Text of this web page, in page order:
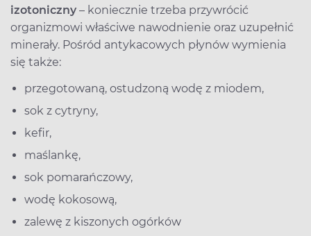
izotoniczny – koniecznie trzeba przywrócić
organizmowi właściwe nawodnienie oraz uzupełnić
minerały. Pośród antykacowych płynów wymienia
się także:
przegotowaną, ostudzoną wodę z miodem,
sok z cytryny,
kefir,
maślankę,
sok pomarańczowy,
wodę kokosową,
zalewę z kiszonych ogórków